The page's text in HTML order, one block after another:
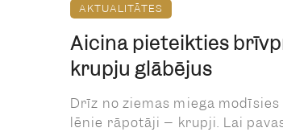
AKTUALITĀTES
Aicina pieteikties
krupju glābējus
Drīz no ziemas miega
lēnie rāpotāji – krupji. Lai